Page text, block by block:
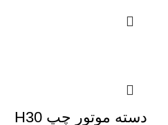
دسته موتور چپ H30